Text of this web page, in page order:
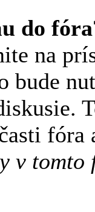
do
na
bude
fóra
v